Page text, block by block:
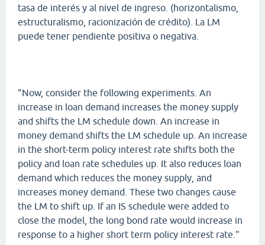
tasa de interés y al nivel de ingreso. (horizontalismo,
estructuralismo, racionización de crédito). La LM
puede tener pendiente positiva o negativa.
"Now, consider the following experiments. An
increase in loan demand increases the money supply
and shifts the LM schedule down. An increase in
money demand shifts the LM schedule up. An increase
in the short-term policy interest rate shifts both the
policy and loan rate schedules up. It also reduces loan
demand which reduces the money supply, and
increases money demand. These two changes cause
the LM to shift up. If an IS schedule were added to
close the model, the long bond rate would increase in
response to a higher short term policy interest rate."